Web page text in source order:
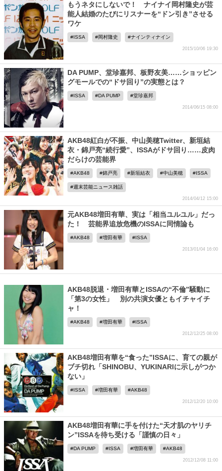
もうネタにしないで！ ナイナイ岡村隆史が芸
能人結婚のたびにリスナーを“ドン引き”させる
ワケ
ISSA 岡村隆史 ナインティナイン
2015/10/06 19:30
DA PUMP、堂珍嘉邦、板野友美……ショッピン
グモールでの“ドサ回り”の実態とは？
ISSA DA PUMP 堂珍嘉邦
2014/06/15 08:00
AKB48紅白が不振、中山美穂Twitter、新垣結
衣・錦戸亮“続行愛”、ISSAがドサ回り……皮肉
だらけの芸能界
AKB48 錦戸亮 新垣結衣 中山美穂 ISSA
週末芸能ニュース雑話
2014/04/12 15:00
元AKB48増田有華、実は「相当ユルユル」だっ
た！ 芸能界追放危機のISSAに同情論も
AKB48 増田有華 ISSA
2013/01/04 16:00
AKB48脱退・増田有華とISSAの“不倫”騒動に
「第3の女性」 別の共演女優ともイチャイチ
ャ！
AKB48 増田有華 ISSA
2012/12/25 08:00
AKB48増田有華を“食った”ISSAに、育ての親が
ブチ切れ「SHINOBU、YUKINARIに示しがつか
ない」
ISSA 増田有華 AKB48
2012/12/20 10:00
AKB48増田有華に手を付けた“天才肌のヤリチ
ン”ISSAを待ち受ける「謹慎の日々」
DA PUMP ISSA 増田有華 AKB48
2012/12/08 11:00